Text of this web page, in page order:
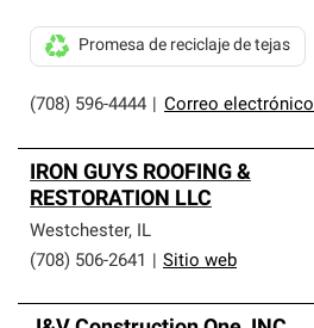
(708) 596-4444 Correo electrónico
Promesa de reciclaje de tejas
IRON GUYS ROOFING &
RESTORATION LLC
Westchester, IL
(708) 506-2641
Sitio web